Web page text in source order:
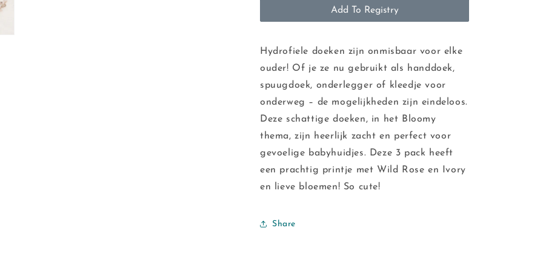
Add To Registry
Hydrofiele doeken zijn onmisbaar voor elke
ouder! Of je ze nu gebruikt als handdoek,
spuugdoek, onderlegger of kleedje voor
onderweg – de mogelijkheden zijn eindeloos.
Deze schattige doeken, in het Bloomy
thema, zijn heerlijk zacht en perfect voor
gevoelige babyhuidjes. Deze 3 pack heeft
een prachtig printje met Wild Rose en Ivory
en lieve bloemen! So cute!
Share